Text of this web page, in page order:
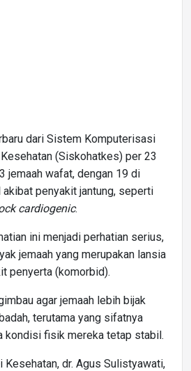
dari Sistem Komputerisasi
(Siskohatkes) per 23
jemaah wafat, dengan 19 di
akibat penyakit jantung, seperti
cardiogenic.
ini menjadi perhatian serius,
jemaah yang merupakan lansia
penyerta (komorbid).
agar jemaah lebih bijak
terutama yang sifatnya
kondisi fisik mereka tetap stabil.
dr. Agus Sulistyawati,